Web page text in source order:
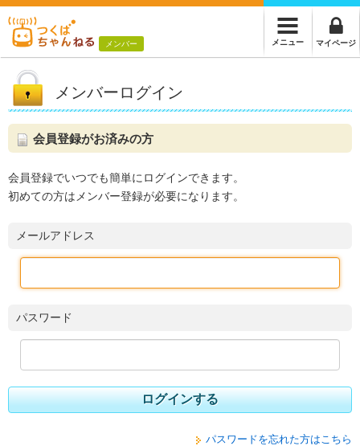
メンバー メニュー マイページ
メンバーログイン
会員登録がお済みの方
会員登録でいつでも簡単にログインできます。
初めての方はメンバー登録が必要になります。
メールアドレス
パスワード
ログインする
パスワードを忘れた方はこちら